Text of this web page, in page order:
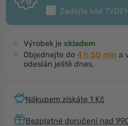
Zadejte kód
Výrobek je skladem
Objednejte do 4 h 50 min a
odeslán ještě dnes.
Nákupem získáte 1 Kč
Bezplatné doručení nad